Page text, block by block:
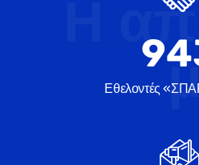
Η
Εθελοντές